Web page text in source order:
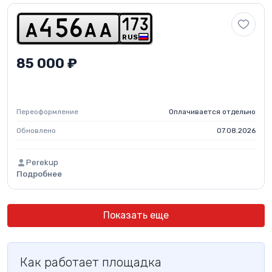
a 4 5 6 a a RUS
1 7 3
85 000 ₽
Переоформление Оплачивается отдельно
Обновлено 07.08.2026
Perekup
Подробнее
Показать еще
Как работает площадка